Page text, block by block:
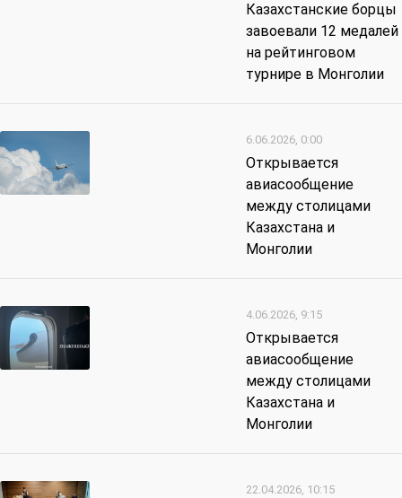
Казахстанские борцы
завоевали 12 медалей
на рейтинговом
турнире в Монголии
6.06.2026, 0:00
Открывается
авиасообщение
между столицами
Казахстана и
Монголии
4.06.2026, 9:15
Открывается
авиасообщение
между столицами
Казахстана и
Монголии
22.04.2026, 10:15